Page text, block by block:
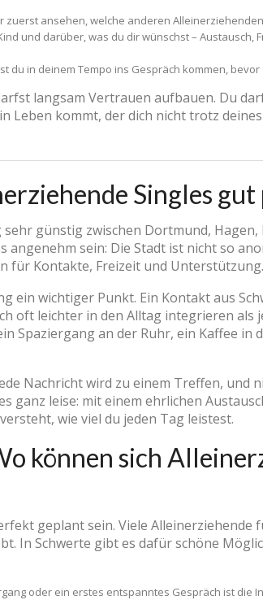
zuerst ansehen, welche anderen
und darüber, was du dir wünschst – Austausch,
du in deinem Tempo ins Gespräch kommen,
langsam Vertrauen aufbauen. Du
Leben kommt, der dich nicht trotz
Singles gut
günstig zwischen Dortmund,
angenehm sein: Die Stadt ist nicht so
für Kontakte, Freizeit und Unterstützung.
ein wichtiger Punkt. Ein Kontakt aus
oft leichter in den Alltag integrieren als
Spaziergang an der Ruhr, ein Kaffee in
Nachricht wird zu einem Treffen, und
ganz leise: mit einem ehrlichen
wie viel du jeden Tag leistest.
können sich
geplant sein. Viele Alleinerziehende
In Schwerte gibt es dafür schöne
oder ein erstes entspanntes Gespräch ist die